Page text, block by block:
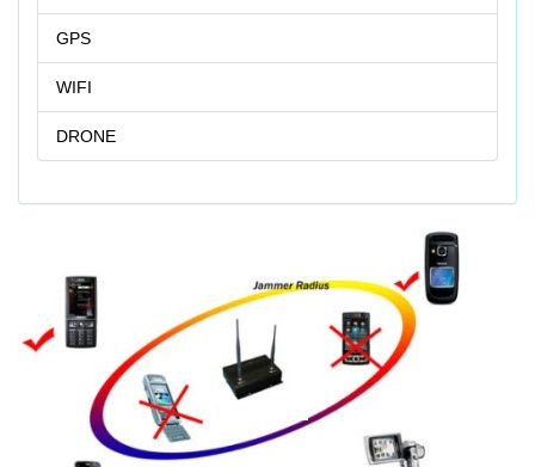
GPS
WIFI
DRONE